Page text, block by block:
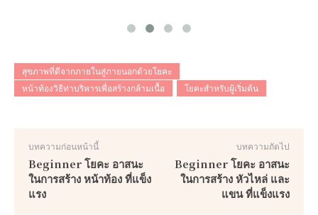
สุขภาพที่ดีจากภายในสู่ภายนอกด้วยโยคะ
หน้าท้องวิธีท่าบริหารเพื่อสร้างกล้ามเนื้อ
โยคะสำหรับผู้เริ่มต้น
บทความก่อนหน้านี้
Beginner โยคะ อาสนะ
ในการสร้าง หน้าท้อง ที่แข็ง
แรง
บทความถัดไป
Beginner โยคะ อาสนะ
ในการสร้าง หัวไหล่ และ
แขน ที่แข็งแรง